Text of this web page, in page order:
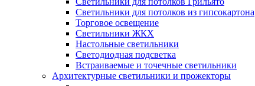
Светильники для потолков из гипсокартона
Торговое освещение
Светильники ЖКХ
Настольные светильники
Светодиодная подсветка
Встраиваемые и точечные светильники
Архитектурные светильники и прожекторы